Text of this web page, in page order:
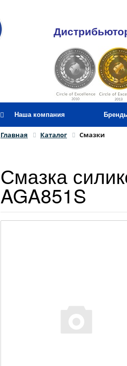
Наша компания
Главная Каталог Смазки
Смазка
AGA851S